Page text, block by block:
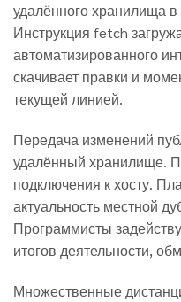
удалённого хранилища в
Инструкция fetch
автоматизированного
скачивает правки и
текущей линией.
Передача изменений
удалённый хранилище.
подключения к хосту.
актуальность местной
Программисты
итогов деятельности,
Множественные